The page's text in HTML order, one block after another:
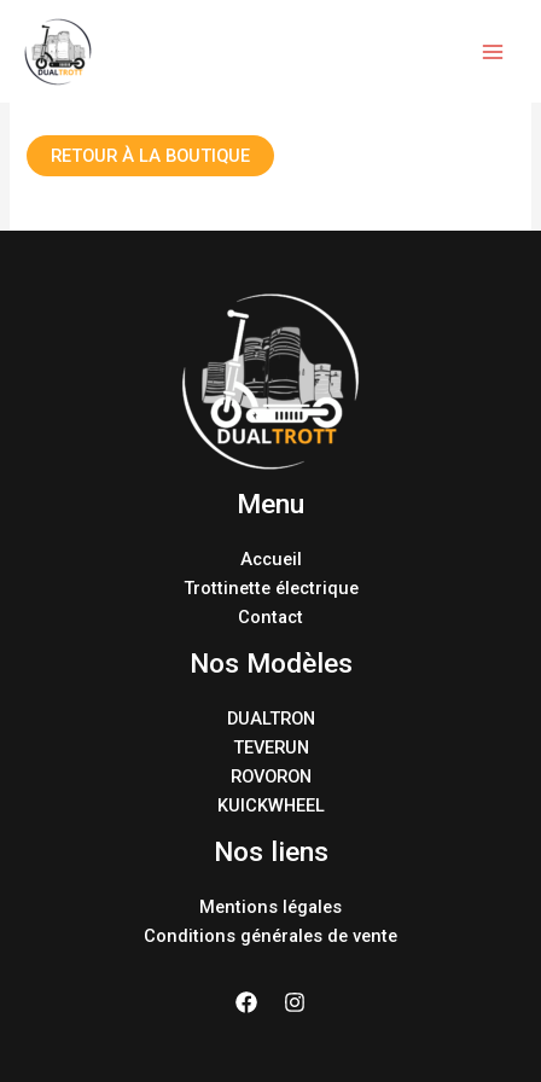
contenu
RETOUR À LA BOUTIQUE
Menu
Accueil
Trottinette électrique
Contact
Nos Modèles
DUALTRON
TEVERUN
ROVORON
KUICKWHEEL
Nos liens
Mentions légales
Conditions générales de vente